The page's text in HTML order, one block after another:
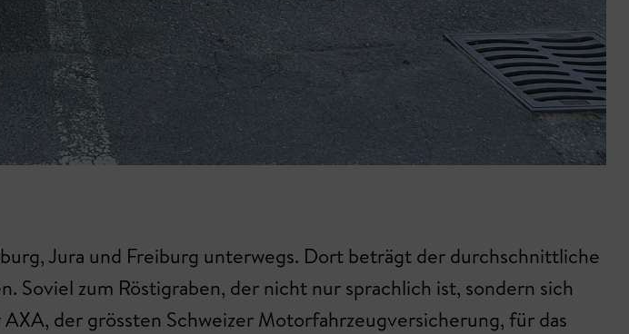
Jura und Freiburg unterwegs. Dort beträgt der durchschnittliche
Soviel zum Röstigraben, der nicht nur sprachlich ist, sondern sich
der grössten Schweizer Motorfahrzeugversicherung, für das